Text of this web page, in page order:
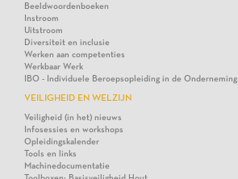
Beeldwoordenboeken
Instroom
Uitstroom
Diversiteit en inclusie
Werken aan competenties
Werkbaar Werk
IBO - Individuele Beroepsopleiding in de Onderneming
VEILIGHEID EN WELZIJN
Veiligheid (in het) nieuws
Infosessies en workshops
Opleidingskalender
Tools en links
Machinedocumentatie